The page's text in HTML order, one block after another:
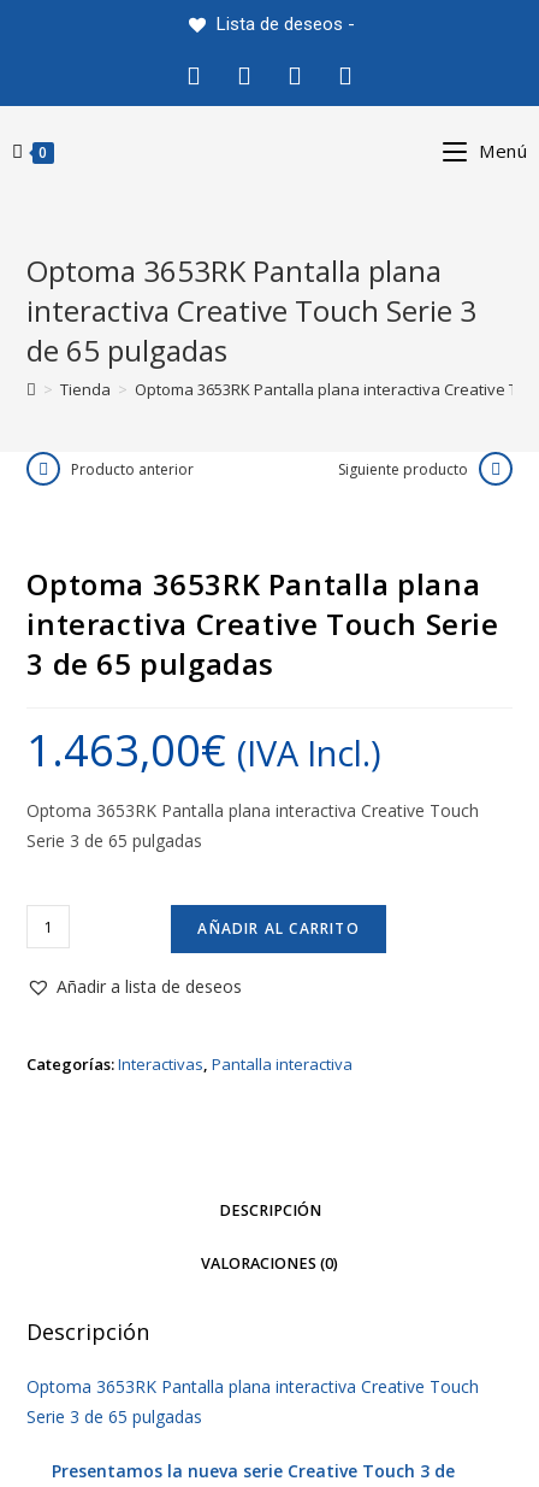
Lista de deseos -
0 Menú
Optoma 3653RK Pantalla plana
interactiva Creative Touch Serie 3
de 65 pulgadas
> Tienda > Optoma 3653RK Pantalla plana interactiva Creative
Producto anterior Siguiente producto
Optoma 3653RK Pantalla plana
interactiva Creative Touch Serie
3 de 65 pulgadas
1.463,00€ (IVA Incl.)
Optoma 3653RK Pantalla plana interactiva Creative Touch
Serie 3 de 65 pulgadas
Optoma
3653RK
Pantalla
Creative
AÑADIR AL CARRITO
Añadir a lista de deseos
Categorías:Interactivas,Pantalla interactiva
DESCRIPCIÓN
VALORACIONES (0)
Descripción
Optoma 3653RK Pantalla plana interactiva Creative Touch
Serie 3 de 65 pulgadas
Presentamos la nueva serie Creative Touch 3 de